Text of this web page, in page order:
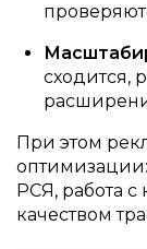
сходится,
При этом
РСЯ, работа
качеством